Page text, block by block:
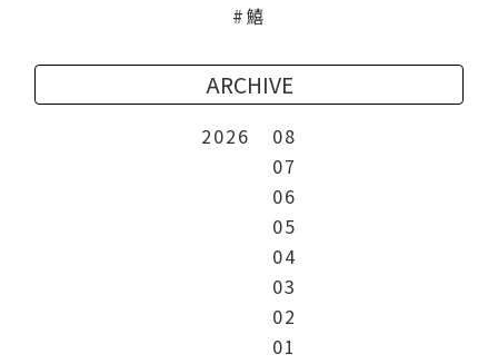
鱚
ARCHIVE
2026
08
07
06
05
04
03
02
01